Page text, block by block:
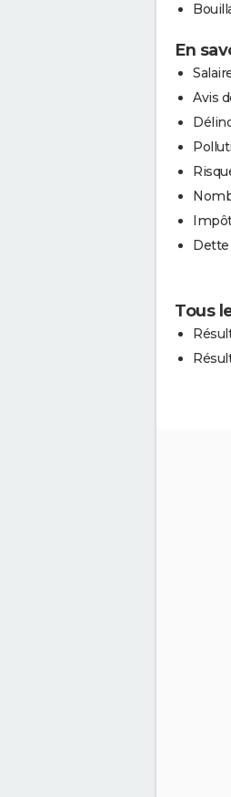
En
Avis
Dette
Tous